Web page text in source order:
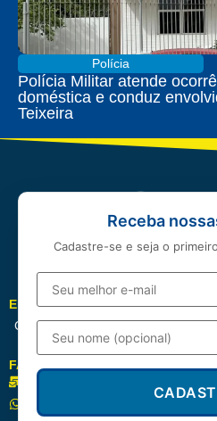
Polícia
Polícia Militar atende
doméstica e conduz
Teixeira
EDITORIAIS
Cotidiano
Política Esportes
FALE CONOSCO
Receba
Cadastre-se e seja o